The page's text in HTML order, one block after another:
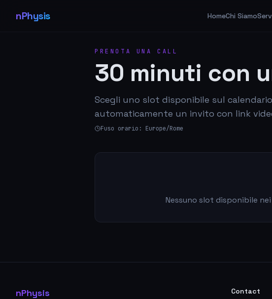
nPhysis HomeChi Siamo
PRENOTA UNA CALL
30 minuti con
Scegli uno slot disponibile sul
automaticamente un invito con link
Fuso orario: Europe/Rome
Nessuno slot disponibile
nPhysis
Contact